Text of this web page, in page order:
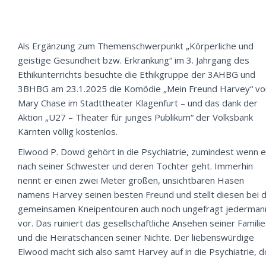
Als Ergänzung zum Themenschwerpunkt „Körperliche und
geistige Gesundheit bzw. Erkrankung“ im 3. Jahrgang des
Ethikunterrichts besuchte die Ethikgruppe der 3AHBG und
3BHBG am 23.1.2025 die Komödie „Mein Freund Harvey“
Mary Chase im Stadttheater Klagenfurt – und das dank der
Aktion „U27 – Theater für junges Publikum“ der Volksbank
Kärnten völlig kostenlos.
Elwood P. Dowd gehört in die Psychiatrie, zumindest wenn
nach seiner Schwester und deren Tochter geht. Immerhin
nennt er einen zwei Meter großen, unsichtbaren Hasen
namens Harvey seinen besten Freund und stellt diesen bei
gemeinsamen Kneipentouren auch noch ungefragt
vor. Das ruiniert das gesellschaftliche Ansehen seiner Familie
und die Heiratschancen seiner Nichte. Der liebenswürdige
Elwood macht sich also samt Harvey auf in die Psychiatrie,